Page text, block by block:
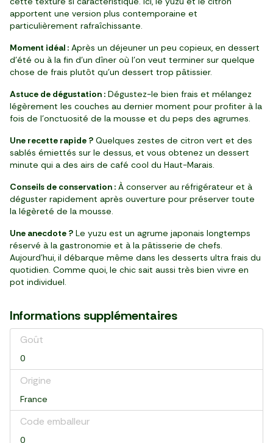
apportent une version plus contemporaine et
particulièrement rafraîchissante.
Moment idéal : Après un déjeuner un peu copieux, en dessert
d’été ou à la fin d’un dîner où l’on veut terminer sur quelque
chose de frais plutôt qu’un dessert trop pâtissier.
Astuce de dégustation : Dégustez-le bien frais et mélangez
légèrement les couches au dernier moment pour profiter à la
fois de l’onctuosité de la mousse et du peps des agrumes.
Une recette rapide ? Quelques zestes de citron vert et des
sablés émiettés sur le dessus, et vous obtenez un dessert
minute qui a des airs de café cool du Haut-Marais.
Conseils de conservation : À conserver au réfrigérateur et à
déguster rapidement après ouverture pour préserver toute
la légèreté de la mousse.
Une anecdote ? Le yuzu est un agrume japonais longtemps
réservé à la gastronomie et à la pâtisserie de chefs.
Aujourd’hui, il débarque même dans les desserts ultra frais du
quotidien. Comme quoi, le chic sait aussi très bien vivre en
pot individuel.
Informations supplémentaires
Goût
0
Origine
France
Code emballeur
0